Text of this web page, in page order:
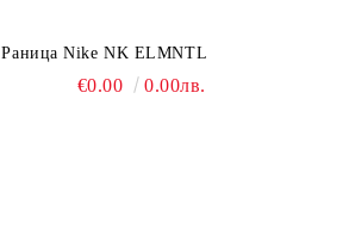
Раница Nike NK ELMNTL
€0.00 0.00лв.